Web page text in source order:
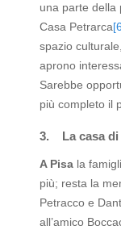
una parte della
Casa Petrarca
spazio
aprono
Sarebbe
più completo il
3. La casa
A Pisa la
più; resta la
Petracco e
all’amico